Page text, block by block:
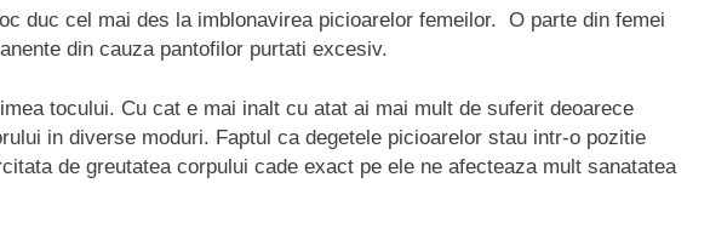
duc cel mai des la imblonavirea picioarelor femeilor. O parte din femei
din cauza pantofilor purtati excesiv.
tocului. Cu cat e mai inalt cu atat ai mai mult de suferit deoarece
in diverse moduri. Faptul ca degetele picioarelor stau intr-o pozitie
de greutatea corpului cade exact pe ele ne afecteaza mult sanatatea